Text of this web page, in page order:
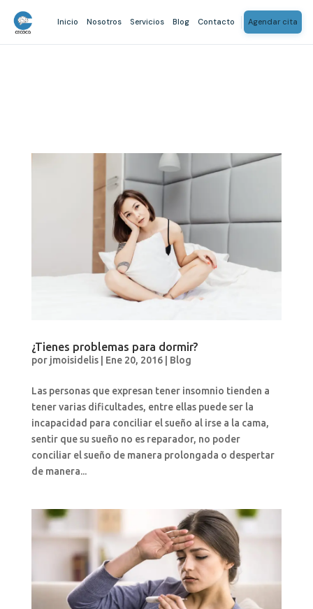
Inicio Nosotros Servicios Blog Contacto Agendar cita
¿Tienes problemas para dormir?
por jmoisidelis| Ene 20, 2016| Blog
Las personas que expresan tener insomnio tienden a
tener varias dificultades, entre ellas puede ser la
incapacidad para conciliar el sueño al irse a la cama,
sentir que su sueño no es reparador, no poder
conciliar el sueño de manera prolongada o despertar
de manera...